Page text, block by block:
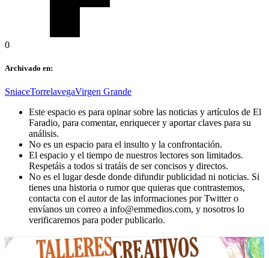
0
Archivado en:
SniaceTorrelavegaVirgen Grande
Este espacio es para opinar sobre las noticias y artículos de El
Faradio, para comentar, enriquecer y aportar claves para su
análisis.
No es un espacio para el insulto y la confrontación.
El espacio y el tiempo de nuestros lectores son limitados.
Respetáis a todos si tratáis de ser concisos y directos.
No es el lugar desde donde difundir publicidad ni noticias. Si
tienes una historia o rumor que quieras que contrastemos,
contacta con el autor de las informaciones por Twitter o
envíanos un correo a info@emmedios.com, y nosotros lo
verificaremos para poder publicarlo.